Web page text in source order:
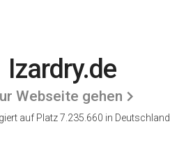
Izardry.de
Webseite gehen
auf Platz 7.235.660 in Deutschland.